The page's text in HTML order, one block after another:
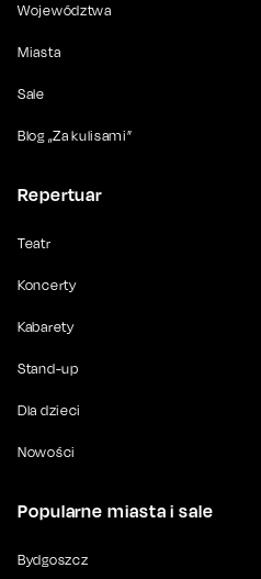
Województwa
Miasta
Sale
Blog „Za kulisami”
Repertuar
Teatr
Koncerty
Kabarety
Stand-up
Dla dzieci
Nowości
Popularne miasta i sale
Bydgoszcz